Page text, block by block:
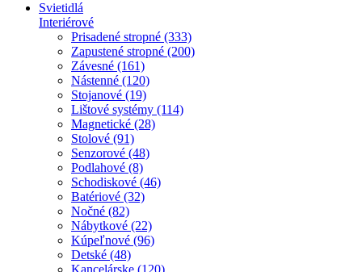
Svietidlá
Interiérové
Prisadené stropné (333)
Zapustené stropné (200)
Závesné (161)
Nástenné (120)
Stojanové (19)
Lištové systémy (114)
Magnetické (28)
Stolové (91)
Senzorové (48)
Podlahové (8)
Schodiskové (46)
Batériové (32)
Nočné (82)
Nábytkové (22)
Kúpeľnové (96)
Detské (48)
Kancelárske (120)